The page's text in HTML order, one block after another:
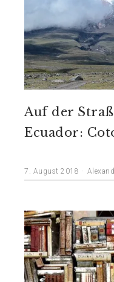
Auf der
Ecuador:
7. August 2018